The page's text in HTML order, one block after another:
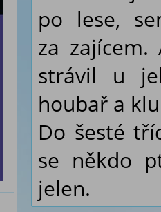
po lese,
za
strávil u
houbař a
Do šesté
se někdo
jelen.